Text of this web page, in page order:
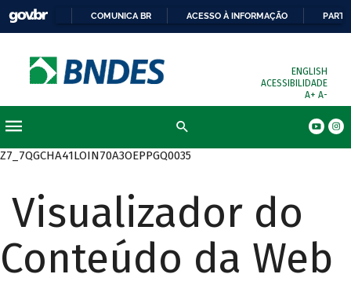
COMUNICA BR ACESSO À INFORMAÇÃO
ENGLISH
ACESSIBILIDADE
A+ A-
Z7_7QGCHA41LOIN70A3OEPPGQ0035
Visualizador do
Conteúdo da Web